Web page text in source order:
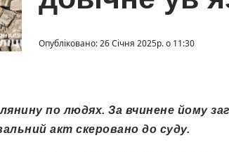
Опубліковано: 26 Січня 2025р. о 11:30
по людях. За вчинене йому
акт скеровано до суду.